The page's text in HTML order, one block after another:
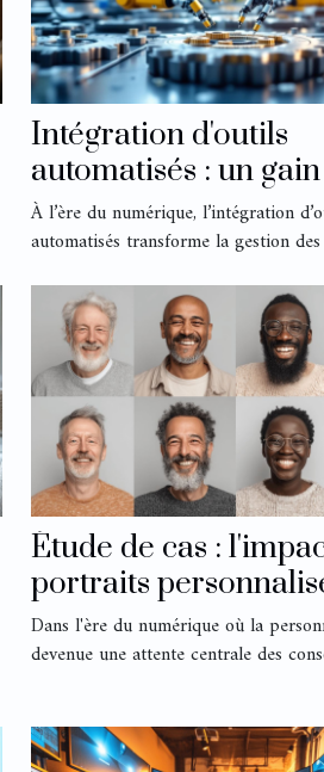
Intégration d'outils
automatisés : un
temps pour votre
À l’ère du numérique, l’intégration
automatisés transforme la gestion
Étude de cas :
portraits
satisfaction client
Dans l'ère du numérique où la
devenue une attente centrale des